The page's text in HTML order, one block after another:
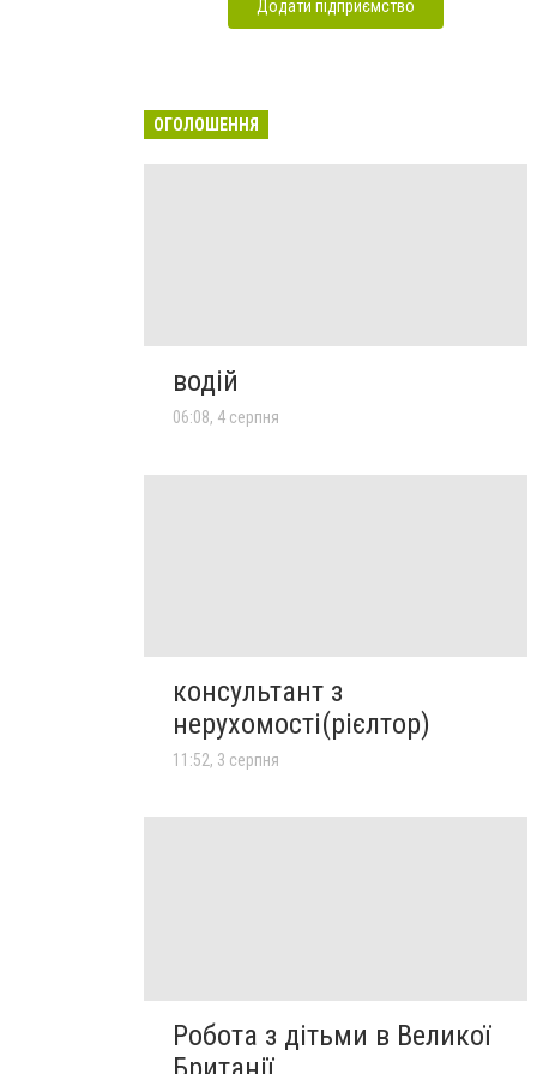
Додати підприємство
ОГОЛОШЕННЯ
водій
06:08, 4 серпня
консультант з
нерухомості(рієлтор)
11:52, 3 серпня
Робота з дітьми в Великої